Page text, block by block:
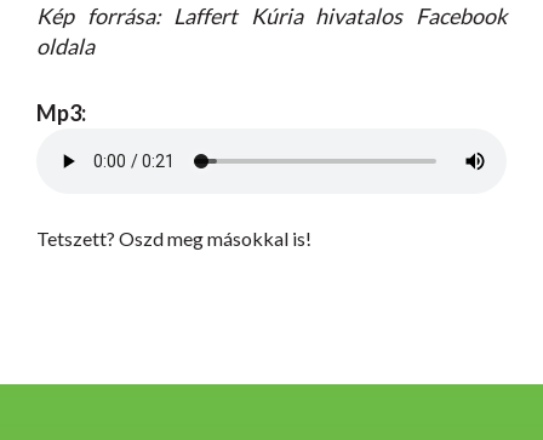
Kép forrása: Laffert Kúria hivatalos Facebook
oldala
Mp3:
Tetszett? Oszd meg másokkal is!